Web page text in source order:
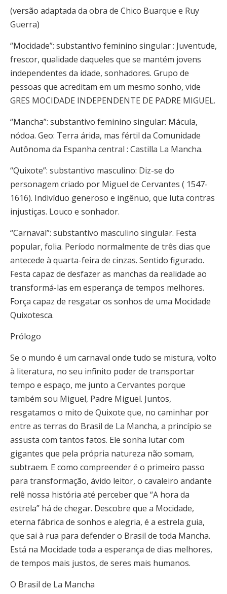
(versão adaptada da obra de Chico Buarque e Ruy
Guerra)
“Mocidade”: substantivo feminino singular : Juventude,
frescor, qualidade daqueles que se mantém jovens
independentes da idade, sonhadores. Grupo de
pessoas que acreditam em um mesmo sonho, vide
GRES MOCIDADE INDEPENDENTE DE PADRE MIGUEL.
“Mancha”: substantivo feminino singular: Mácula,
nódoa. Geo: Terra árida, mas fértil da Comunidade
Autônoma da Espanha central : Castilla La Mancha.
“Quixote”: substantivo masculino: Diz-se do
personagem criado por Miguel de Cervantes ( 1547-
1616). Indivíduo generoso e ingênuo, que luta contras
injustiças. Louco e sonhador.
“Carnaval”: substantivo masculino singular. Festa
popular, folia. Período normalmente de três dias que
antecede à quarta-feira de cinzas. Sentido figurado.
Festa capaz de desfazer as manchas da realidade ao
transformá-las em esperança de tempos melhores.
Força capaz de resgatar os sonhos de uma Mocidade
Quixotesca.
Prólogo
Se o mundo é um carnaval onde tudo se mistura, volto
à literatura, no seu infinito poder de transportar
tempo e espaço, me junto a Cervantes porque
também sou Miguel, Padre Miguel. Juntos,
resgatamos o mito de Quixote que, no caminhar por
entre as terras do Brasil de La Mancha, a princípio se
assusta com tantos fatos. Ele sonha lutar com
gigantes que pela própria natureza não somam,
subtraem. E como compreender é o primeiro passo
para transformação, ávido leitor, o cavaleiro andante
relê nossa história até perceber que “A hora da
estrela” há de chegar. Descobre que a Mocidade,
eterna fábrica de sonhos e alegria, é a estrela guia,
que sai à rua para defender o Brasil de toda Mancha.
Está na Mocidade toda a esperança de dias melhores,
de tempos mais justos, de seres mais humanos.
O Brasil de La Mancha